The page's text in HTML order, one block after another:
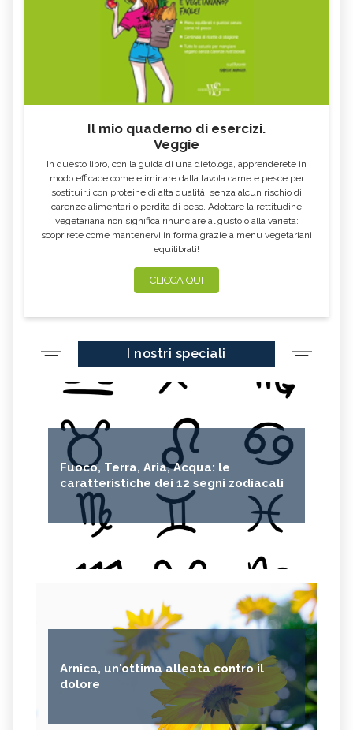
Il mio quaderno di esercizi.
Veggie
In questo libro, con la guida di una dietologa, apprenderete in
modo efficace come eliminare dalla tavola carne e pesce per
sostituirli con proteine di alta qualità, senza alcun rischio di
carenze alimentari o perdita di peso. Adottare la rettitudine
vegetariana non significa rinunciare al gusto o alla varietà:
scoprirete come mantenervi in forma grazie a menu vegetariani
equilibrati!
CLICCA QUI
I nostri speciali
Fuoco, Terra, Aria, Acqua: le
caratteristiche dei 12 segni zodiacali
Arnica, un'ottima alleata contro il
dolore